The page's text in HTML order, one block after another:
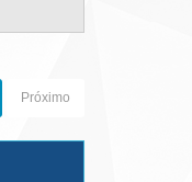
Próximo